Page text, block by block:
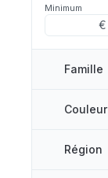
Minimum
€
Famille
Couleur
Région